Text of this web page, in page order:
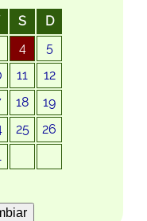
S
D
4
5
11
12
18
19
25
26